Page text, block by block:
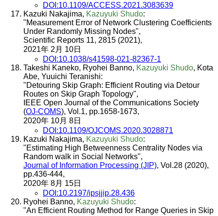
DOI:10.1109/ACCESS.2021.3083639
Kazuki Nakajima, Kazuyuki Shudo:
"Measurement Error of Network Clustering Coefficients
Under Randomly Missing Nodes",
Scientific Reports 11, 2815 (2021),
2021年 2月 10日
DOI:10.1038/s41598-021-82367-1
Takeshi Kaneko, Ryohei Banno, Kazuyuki Shudo, Kota
Abe, Yuuichi Teranishi:
"Detouring Skip Graph: Efficient Routing via Detour
Routes on Skip Graph Topology",
IEEE Open Journal of the Communications Society
(OJ-COMS), Vol.1, pp.1658-1673,
2020年 10月 8日
DOI:10.1109/OJCOMS.2020.3028871
Kazuki Nakajima, Kazuyuki Shudo:
"Estimating High Betweenness Centrality Nodes via
Random walk in Social Networks",
Journal of Information Processing (JIP), Vol.28 (2020),
pp.436-444,
2020年 8月 15日
DOI:10.2197/ipsjjip.28.436
Ryohei Banno, Kazuyuki Shudo:
"An Efficient Routing Method for Range Queries in Skip